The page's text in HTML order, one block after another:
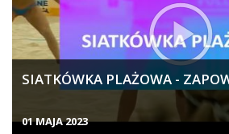
SIATKÓWKA PLAŻOWA -
01 MAJA 2023